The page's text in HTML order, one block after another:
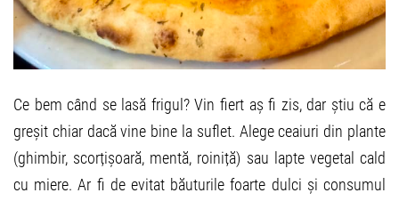
Ce bem când se lasă frigul? Vin fiert aș fi zis, dar știu că e
greșit chiar dacă vine bine la suflet. Alege ceaiuri din plante
(ghimbir, scorțișoară, mentă, roiniță) sau lapte vegetal cald
cu miere. Ar fi de evitat băuturile foarte dulci și consumul